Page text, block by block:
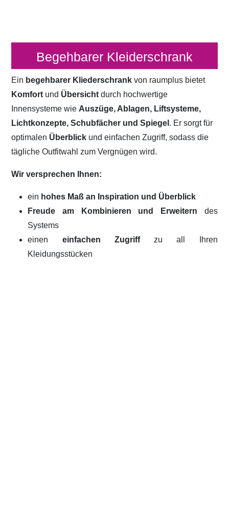
Begehbarer Kleiderschrank
Ein begehbarer Kliederschrankvon raumplus bietet
Komfort und Übersicht durch hochwertige
Innensysteme wie Auszüge, Ablagen, Liftsysteme,
Lichtkonzepte, Schubfächer und Spiegel . Er sorgt für
optimalen Überblick und einfachen Zugriff, sodass die
tägliche Outfitwahl zum Vergnügen wird.
Wir versprechen Ihnen:
ein hohes Maß an Inspiration und Überblick
Freude am Kombinieren und Erweitern des
Systems
einen einfachen Zugriffzu all Ihren
Kleidungsstücken